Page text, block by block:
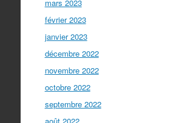
mars 2023
février 2023
janvier 2023
décembre 2022
novembre 2022
octobre 2022
septembre 2022